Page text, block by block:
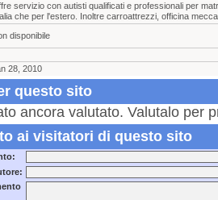
servizio con autisti qualificati e professionali per
che per l'estero. Inoltre carroattrezzi, officina
disponibile
28, 2010
questo sito
ancora valutato. Valutalo per
ai visitatori di questo sito